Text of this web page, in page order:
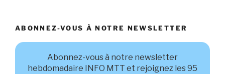
ABONNEZ-VOUS À NOTRE NEWSLETTER
Abonnez-vous à notre newsletter
hebdomadaire INFO MTT et rejoignez les 95